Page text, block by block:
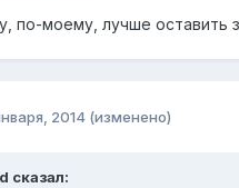
по-моему, лучше оставить
2014 (изменено)
сказал: